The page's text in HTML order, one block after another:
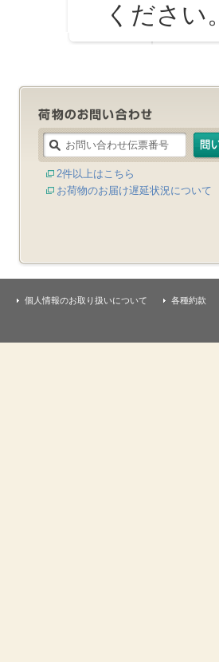
ください。
2件以上はこちら
お荷物のお届け遅延状況について
個人情報のお取り扱いについて 各種約款